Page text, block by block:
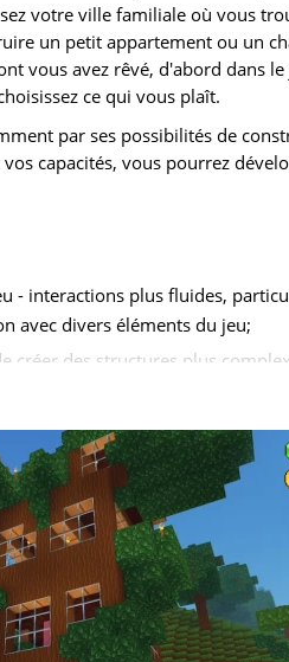
votre ville familiale où vous
un petit appartement ou un
vous avez rêvé, d'abord dans
ce qui vous plaît.
par ses possibilités de
capacités, vous pourrez
- interactions plus fluides,
avec divers éléments du jeu;
créer des structures plus
(PNJ), ils démontrent
et interaction avec
les utilisateurs attentifs peuvent
pour obtenir des